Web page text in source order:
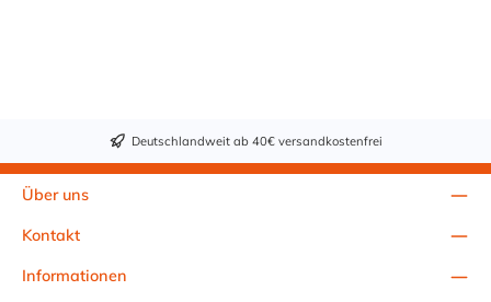
Deutschlandweit ab 40€ versandkostenfrei
Über uns
Kontakt
Informationen